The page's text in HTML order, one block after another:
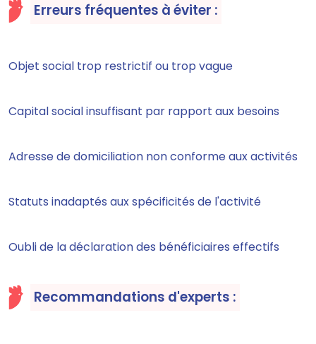
Erreurs fréquentes à éviter :
Objet social trop restrictif ou trop vague
Capital social insuffisant par rapport aux besoins
Adresse de domiciliation non conforme aux activités
Statuts inadaptés aux spécificités de l'activité
Oubli de la déclaration des bénéficiaires effectifs
Recommandations d'experts :